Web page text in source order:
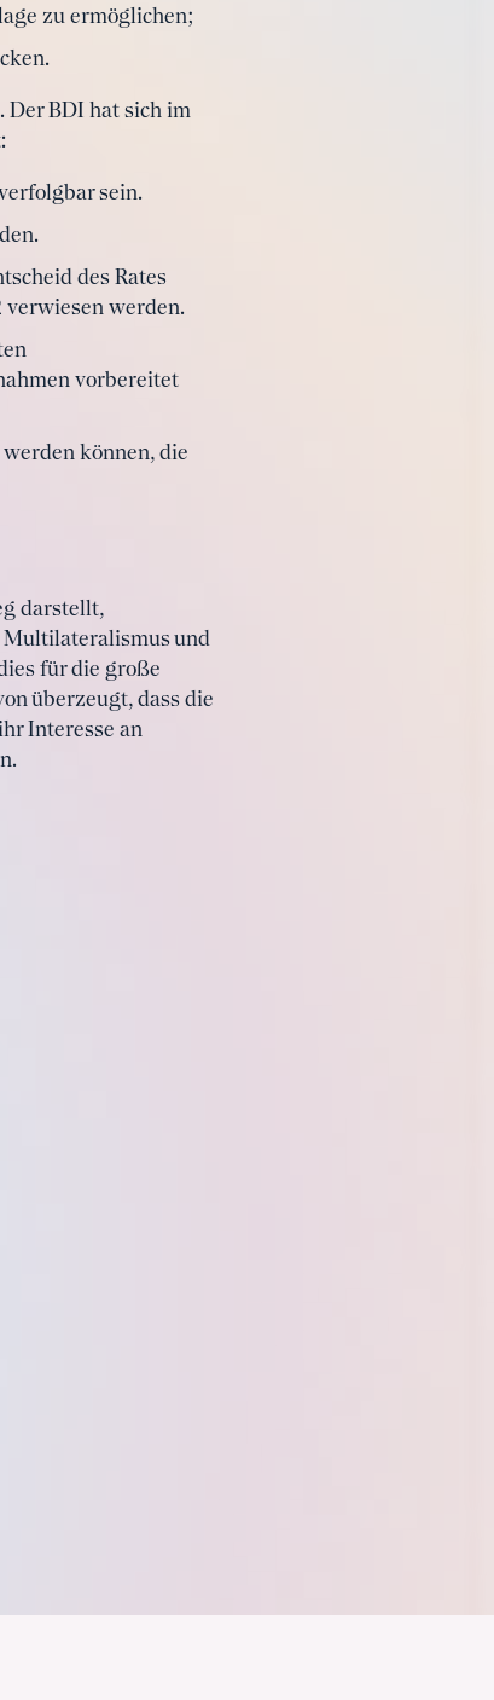
zu ermöglichen;
Der BDI hat sich im
sein.
des Rates
verwiesen werden.
vorbereitet
können, die
darstellt,
Multilateralismus und
für die große
überzeugt, dass die
Interesse an